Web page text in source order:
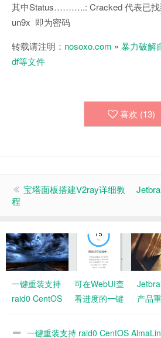
其中Status………..: Cracked 代表已
un9x 即为密码
转载请注明： nosoxo.com » 暴力破解
df等文件
喜欢 (13)
宝塔面板搭建V2ray详细教
程
一键重装支持
raid0 CentOS
RockyLinux
可在WebUI查
看进度的一键
产品
一键重装支持 raid0 CentOS